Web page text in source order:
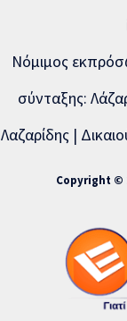
Νόμιμος
σύνταξης:
Λαζαρίδης |
Copyright ©